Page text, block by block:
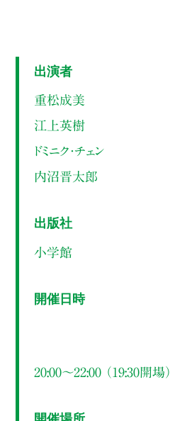
出演者
重松成美
江上英樹
ドミニク・チェン
内沼晋太郎
出版社
小学館
開催日時
20:00～22:00 （19:30開場）
開催場所